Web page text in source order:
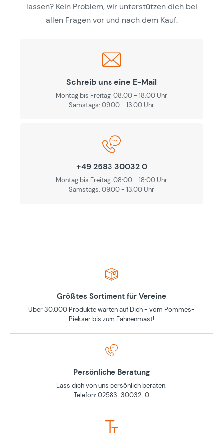
lassen? Kein Problem, wir unterstützen dich bei
allen Fragen vor und nach dem Kauf.
Schreib uns eine E-Mail
Montag bis Freitag: 08:00 - 18:00 Uhr
Samstags: 09.00 - 13.00 Uhr
+49 2583 30032 0
Montag bis Freitag: 08:00 - 18:00 Uhr
Samstags: 09.00 - 13.00 Uhr
Größtes Sortiment für Vereine
Über 30,000 Produkte warten auf Dich - vom Pommes-
Piekser bis zum Fahnenmast!
Persönliche Beratung
Lass dich von uns persönlich beraten.
Telefon: 02583-30032-0